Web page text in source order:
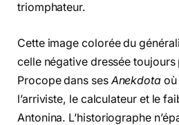
triomphateur.
Cette image colorée du
celle négative dressée
Procope dans ses Anekdota où
l’arriviste, le calculateur et le
Antonina. L’historiographe